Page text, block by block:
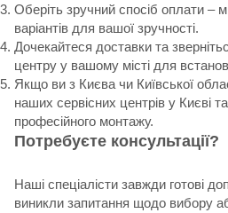
Оберіть зручний спосіб оплати –
варіантів для вашої зручності.
Дочекайтеся доставки та
центру у вашому місті для
Якщо ви з Києва чи Київської
наших сервісних центрів у Києві
професійного монтажу.
Потребуєте консультації?
Наші спеціалісти завжди готові
виникли запитання щодо вибору